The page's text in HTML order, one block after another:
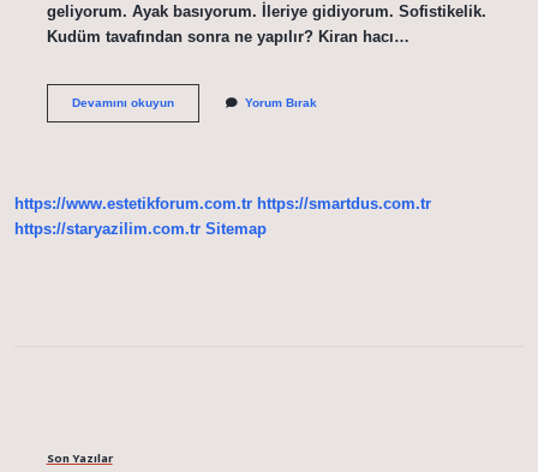
geliyorum. Ayak basıyorum. İleriye gidiyorum. Sofistikelik.
Kudüm tavafından sonra ne yapılır? Kiran hacı…
Devamını okuyunKudüm
Yorum Bırak
https://www.estetikforum.com.tr https://smartdus.com.tr
https://staryazilim.com.tr Sitemap
Son Yazılar